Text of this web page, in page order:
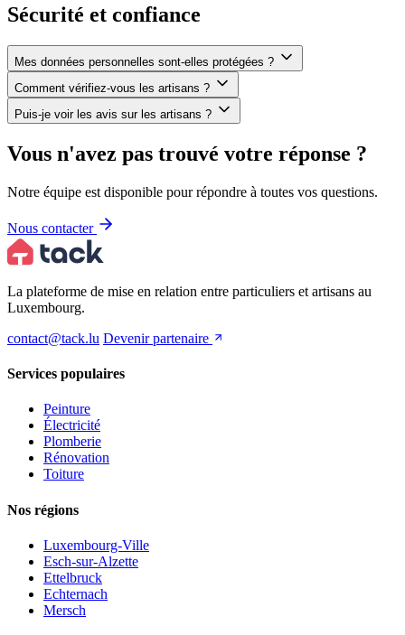
Sécurité et confiance
Mes données personnelles sont-elles protégées ?
Comment vérifiez-vous les artisans ?
Puis-je voir les avis sur les artisans ?
Vous n'avez pas trouvé votre réponse ?
Notre équipe est disponible pour répondre à toutes vos questions.
Nous contacter
La plateforme de mise en relation entre particuliers et artisans au
Luxembourg.
contact@tack.lu Devenir partenaire
Services populaires
Peinture
Électricité
Plomberie
Rénovation
Toiture
Nos régions
Luxembourg-Ville
Esch-sur-Alzette
Ettelbruck
Echternach
Mersch